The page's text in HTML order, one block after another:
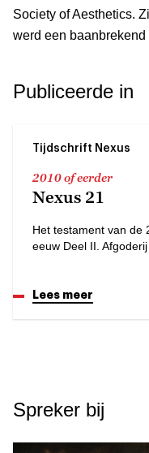
Society of Aesthetics.
werd een
Publiceerde in
Tijdschrift Nexus
2010 of eerder
Nexus 21
Het testament van de
eeuw Deel II. Afgoderij
Lees meer
Spreker bij